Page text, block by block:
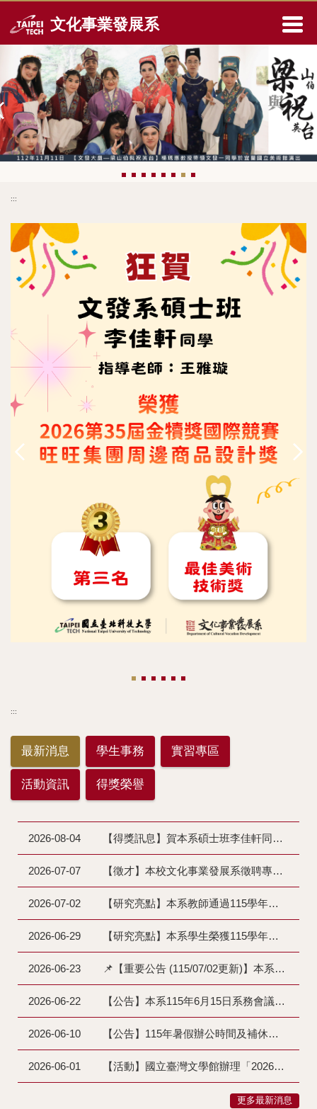
到
容
區
文化事業發展系
:::
:::
最新消息 學生事務 實習專區
活動資訊 得獎榮譽
2026-08-04 【得獎訊息】賀本系碩士班李佳軒同學第35屆金犢獎國際競賽得獎 (王雅璇老師指導)
2026-07-07 【徵才】本校文化事業發展系徵聘專任助理1名 (收件至115/08/31止)
2026-07-02 【研究亮點】本系教師通過115學年度教學實踐研究計畫
2026-06-29 【研究亮點】本系學生榮獲115學年度國科會大專學生計畫補助
2026-06-23 📌【重要公告 (115/07/02更新)】本系115-1學期課程異動
2026-06-22 【公告】本系115年6月15日系務會議通過修訂「大學部專題課程實施要點」第6點及第10點
2026-06-10 【公告】115年暑假辦公時間及補休調整
2026-06-01 【活動】國立臺灣文學館辦理「2026臺灣文學數位遊戲腳本徵選」(115/08/16截止)
更多最新消息